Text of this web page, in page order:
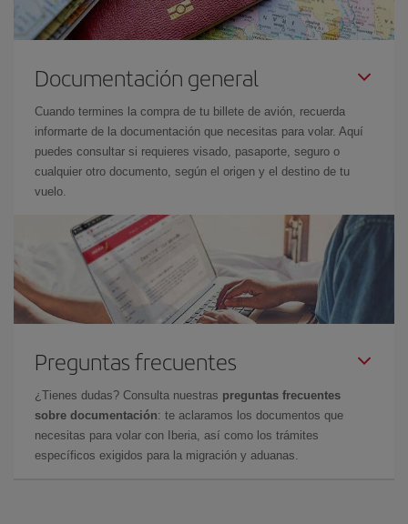
Documentación general
Cuando termines la compra de tu billete de avión, recuerda
informarte de la documentación que necesitas para volar. Aquí
puedes consultar si requieres visado, pasaporte, seguro o
cualquier otro documento, según el origen y el destino de tu
vuelo.
Preguntas frecuentes
¿Tienes dudas? Consulta nuestras preguntas frecuentes
sobre documentación: te aclaramos los documentos que
necesitas para volar con Iberia, así como los trámites
específicos exigidos para la migración y aduanas.